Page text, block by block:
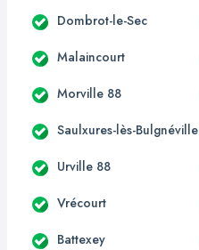
Dombrot-le-Sec
Malaincourt
Morville 88
Saulxures-lès-Bulgnéville
Urville 88
Vrécourt
Battexey